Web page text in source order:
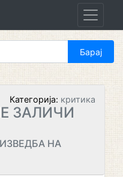
Категорија: критика
ЗАЛИЧИ
НА